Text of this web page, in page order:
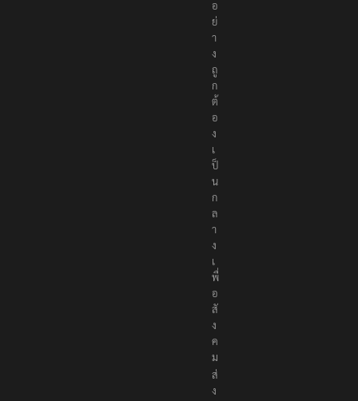
ห
า
อ
ย่
า
ง
ถู
ก
ต้
อ
ง
เ
ป็
น
ก
ล
า
ง
เ
พื่
อ
สั
ง
ค
ม